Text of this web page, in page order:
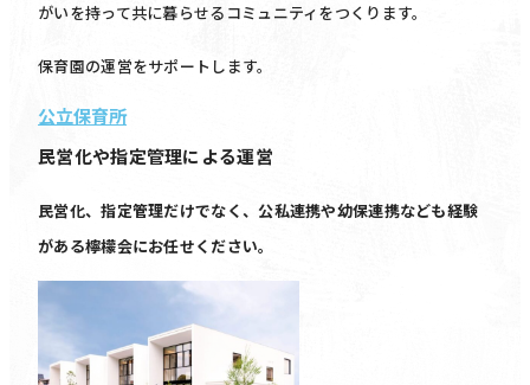
がいを持って共に暮らせるコミュニティをつくります。
保育園の運営をサポートします。
公立保育所
民営化や指定管理による運営
民営化、指定管理だけでなく、公私連携や幼保連携なども経験
がある檸檬会にお任せください。